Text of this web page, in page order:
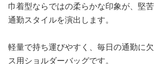
巾着型ならではの柔らかな印象が、堅
通勤スタイルを演出します。
軽量で持ち運びやすく、毎日の通勤に
ス用ショルダーバッグです。